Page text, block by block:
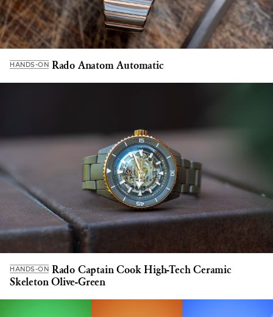
HANDS-ON Rado Anatom Automatic
HANDS-ON Rado Captain Cook High-Tech Ceramic
Skeleton Olive-Green